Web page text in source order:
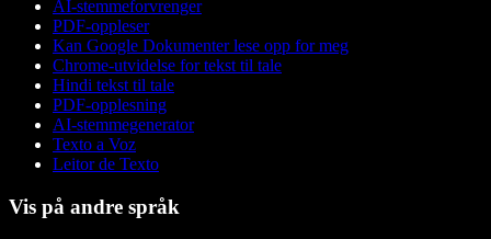
AI-stemmeforvrenger
PDF-oppleser
Kan Google Dokumenter lese opp for meg
Chrome-utvidelse for tekst til tale
Hindi tekst til tale
PDF-opplesning
AI-stemmegenerator
Texto a Voz
Leitor de Texto
Vis på andre språk